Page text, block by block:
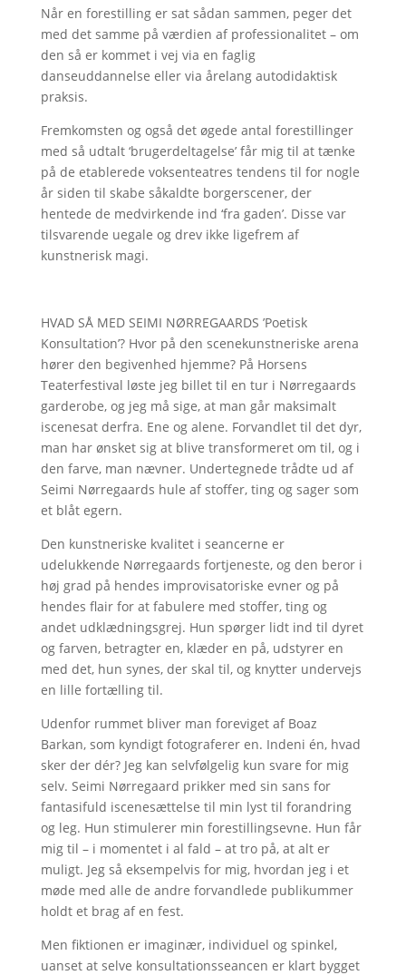
Når en forestilling er sat sådan sammen, peger det
med det samme på værdien af professionalitet – om
den så er kommet i vej via en faglig
danseuddannelse eller via årelang autodidaktisk
praksis.
Fremkomsten og også det øgede antal forestillinger
med så udtalt ‘brugerdeltagelse’ får mig til at tænke
på de etablerede voksenteatres tendens til for nogle
år siden til skabe såkaldte borgerscener, der
hentede de medvirkende ind ‘fra gaden’. Disse var
tilsvarende uegale og drev ikke ligefrem af
kunstnerisk magi.
HVAD SÅ MED SEIMI NØRREGAARDS ’Poetisk
Konsultation’? Hvor på den scenekunstneriske arena
hører den begivenhed hjemme? På Horsens
Teaterfestival løste jeg billet til en tur i Nørregaards
garderobe, og jeg må sige, at man går maksimalt
iscenesat derfra. Ene og alene. Forvandlet til det dyr,
man har ønsket sig at blive transformeret om til, og i
den farve, man nævner. Undertegnede trådte ud af
Seimi Nørregaards hule af stoffer, ting og sager som
et blåt egern.
Den kunstneriske kvalitet i seancerne er
udelukkende Nørregaards fortjeneste, og den beror i
høj grad på hendes improvisatoriske evner og på
hendes flair for at fabulere med stoffer, ting og
andet udklædningsgrej. Hun spørger lidt ind til dyret
og farven, betragter en, klæder en på, udstyrer en
med det, hun synes, der skal til, og knytter undervejs
en lille fortælling til.
Udenfor rummet bliver man foreviget af Boaz
Barkan, som kyndigt fotograferer en. Indeni én, hvad
sker der dér? Jeg kan selvfølgelig kun svare for mig
selv. Seimi Nørregaard prikker med sin sans for
fantasifuld iscenesættelse til min lyst til forandring
og leg. Hun stimulerer min forestillingsevne. Hun får
mig til – i momentet i al fald – at tro på, at alt er
muligt. Jeg så eksempelvis for mig, hvordan jeg i et
møde med alle de andre forvandlede publikummer
holdt et brag af en fest.
Men fiktionen er imaginær, individuel og spinkel,
uanset at selve konsultationsseancen er klart bygget